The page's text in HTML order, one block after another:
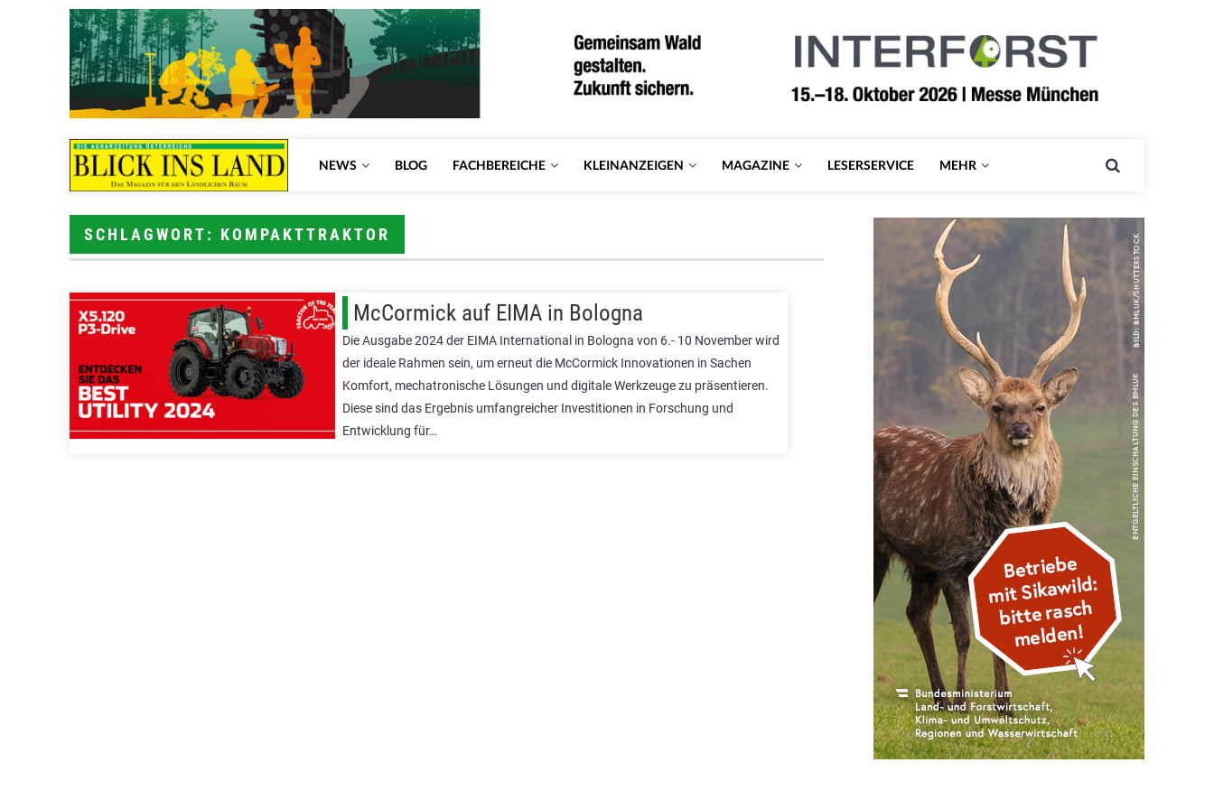
NEWS BLOG FACHBEREICHE KLEINANZEIGEN MAGAZINE LESERSERVICE MEHR
SCHLAGWORT: KOMPAKTTRAKTOR
McCormick auf EIMA in Bologna
Die Ausgabe 2024 der EIMA International in Bologna von 6.- 10 November wird
der ideale Rahmen sein, um erneut die McCormick Innovationen in Sachen
Komfort, mechatronische Lösungen und digitale Werkzeuge zu präsentieren.
Diese sind das Ergebnis umfangreicher Investitionen in Forschung und
Entwicklung für…